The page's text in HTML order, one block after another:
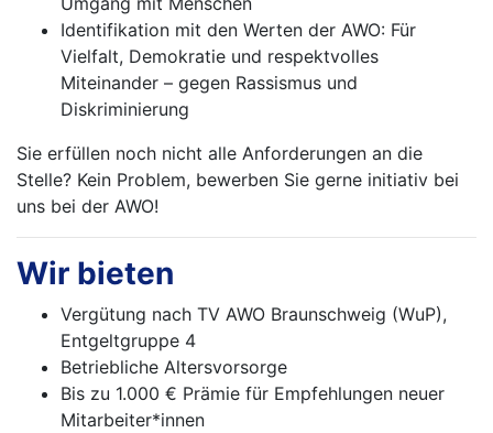
Identifikation mit den Werten der AWO: Für
Vielfalt, Demokratie und respektvolles
Miteinander – gegen Rassismus und
Diskriminierung
Sie erfüllen noch nicht alle Anforderungen an die
Stelle? Kein Problem, bewerben Sie gerne initiativ bei
uns bei der AWO!
Wir bieten
Vergütung nach TV AWO Braunschweig (WuP),
Entgeltgruppe 4
Betriebliche Altersvorsorge
Bis zu 1.000 € Prämie für Empfehlungen neuer
Mitarbeiter*innen